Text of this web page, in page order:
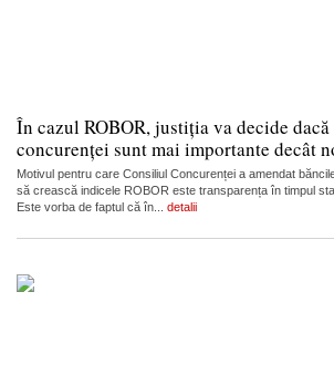
În cazul ROBOR, justiția va decide
concurenței sunt mai importante decât
Motivul pentru care Consiliul Concurenței a amendat
să crească indicele ROBOR este transparența în timpul
Este vorba de faptul că în... detalii